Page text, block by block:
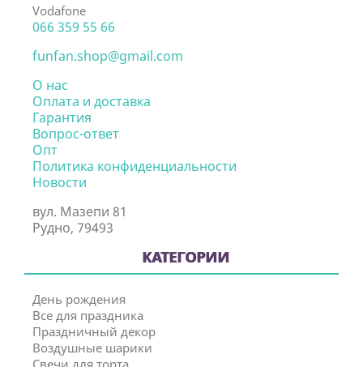
Vodafone
066 359 55 66
funfan.shop@gmail.com
О нас
Оплата и доставка
Гарантия
Вопрос-ответ
Опт
Политика конфиденциальности
Новости
вул. Мазепи 81
Рудно, 79493
КАТЕГОРИИ
День рождения
Все для праздника
Праздничный декор
Воздушные шарики